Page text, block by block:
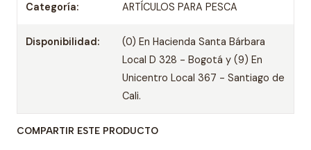
Categoría: ARTÍCULOS PARA PESCA
Disponibilidad:
(0) En Hacienda Santa Bárbara
Local D 328 - Bogotá y (9) En
Unicentro Local 367 - Santiago de
Cali.
COMPARTIR ESTE PRODUCTO